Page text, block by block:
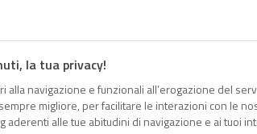
la tua privacy!
navigazione e funzionali all’erogazione del
migliore, per facilitare le interazioni con le
alle tue abitudini di navigazione e ai tuoi